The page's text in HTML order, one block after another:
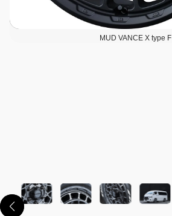
MUD VANCE X type F